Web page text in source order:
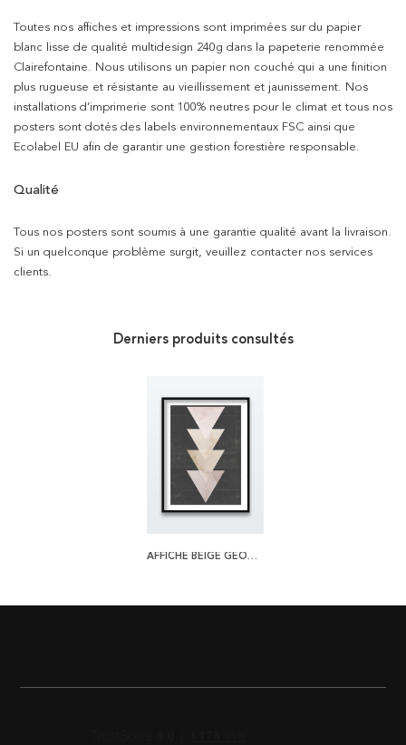
Toutes nos affiches et impressions sont imprimées sur du papier
blanc lisse de qualité multidesign 240g dans la papeterie renommée
Clairefontaine. Nous utilisons un papier non couché qui a une finition
plus rugueuse et résistante au vieillissement et jaunissement. Nos
installations d’imprimerie sont 100% neutres pour le climat et tous nos
posters sont dotés des labels environnementaux FSC ainsi que
Ecolabel EU afin de garantir une gestion forestière responsable.
Qualité
Tous nos posters sont soumis à une garantie qualité avant la livraison.
Si un quelconque problème surgit, veuillez contacter nos services
clients.
Derniers produits consultés
AFFICHE BEIGE GEOMETRIES